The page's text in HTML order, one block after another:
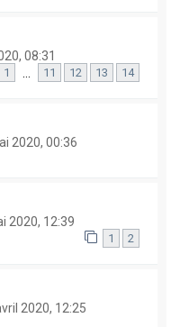
08:31
1 11 12 13 14
2020, 00:36
2020, 12:39
1 2
2020, 12:25